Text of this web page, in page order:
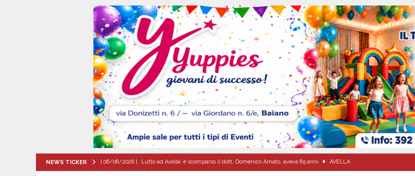
NEWS TICKER [ 06/08/2026 ] Brusciano dà il benvenuto all’Agosto Antoniano Bruscianese: al via il conto alla rovescia per la 151ª Festa dei